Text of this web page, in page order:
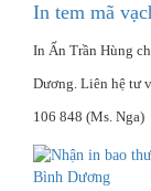
In tem mã
In Ấn Trần Hùng
Dương. Liên hệ tư
106 848 (Ms. Nga)